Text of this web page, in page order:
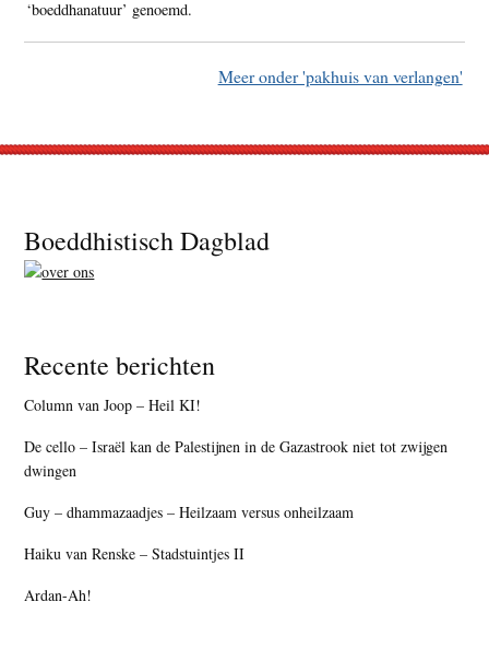
‘boeddhanatuur’ genoemd.
Meer onder 'pakhuis van verlangen'
Footer
Boeddhistisch Dagblad
Recente berichten
Column van Joop – Heil KI!
De cello – Israël kan de Palestijnen in de Gazastrook niet tot zwijgen
dwingen
Guy – dhammazaadjes – Heilzaam versus onheilzaam
Haiku van Renske – Stadstuintjes II
Ardan-Ah!